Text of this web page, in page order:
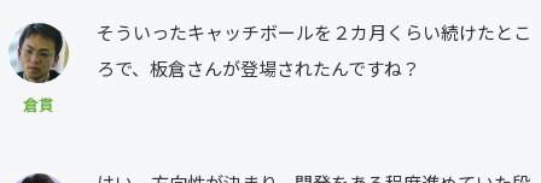
倉貫
そういったキャッチボールを２カ月くらい続けたとこ
ろで、板倉さんが登場されたんですね？